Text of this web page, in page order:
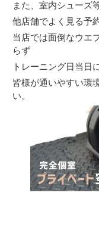
また、室内シューズ
他店舗でよく見る予
当店では面倒なウエ
らず
トレーニング日当日
皆様が通いやすい環
い。